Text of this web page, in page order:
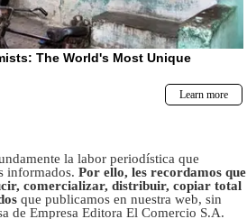
la labor periodística que
informados. Por ello, les recordamos que
comercializar, distribuir, copiar total
que publicamos en nuestra web, sin
de Empresa Editora El Comercio S.A.